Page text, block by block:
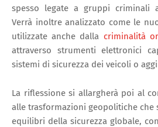
spesso legate a gruppi criminali
Verrà inoltre analizzato come le
utilizzate anche dalla criminalità
attraverso strumenti elettronici
sistemi di sicurezza dei veicoli o
La riflessione si allargherà poi al
alle trasformazioni geopolitiche che
equilibri della sicurezza globale,